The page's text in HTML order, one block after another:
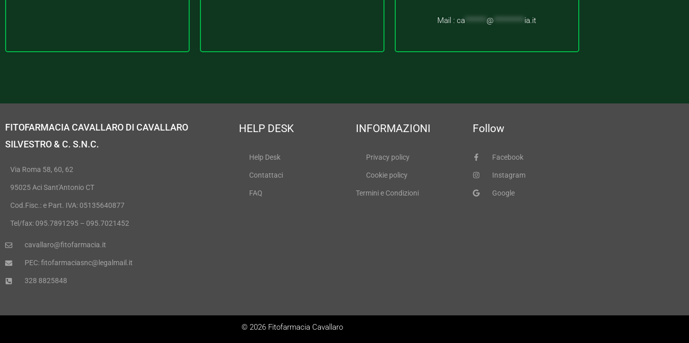
Mail :ca @ ia.it
FITOFARMACIA CAVALLARO DI CAVALLARO
SILVESTRO & C. S.N.C.
Via Roma 58, 60, 62
95025 Aci Sant'Antonio CT
Cod.Fisc.: e Part. IVA: 05135640877
Tel/fax: 095.7891295 – 095.7021452
cavallaro@fitofarmacia.it
PEC: fitofarmaciasnc@legalmail.it
328 8825848
HELP DESK
Help Desk
Contattaci
FAQ
INFORMAZIONI
Privacy policy
Cookie policy
Termini e Condizioni
Follow
Facebook
Instagram
Google
© 2026 Fitofarmacia Cavallaro